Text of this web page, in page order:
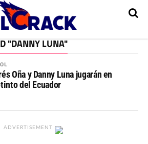
"DANNY LUNA"
Oña y Danny Luna jugarán en
del Ecuador
ADVERTISEMENT